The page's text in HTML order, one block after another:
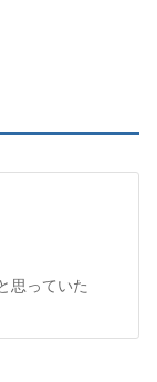
思っていた